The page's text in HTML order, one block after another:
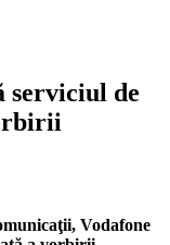
serviciul de
Vodafone